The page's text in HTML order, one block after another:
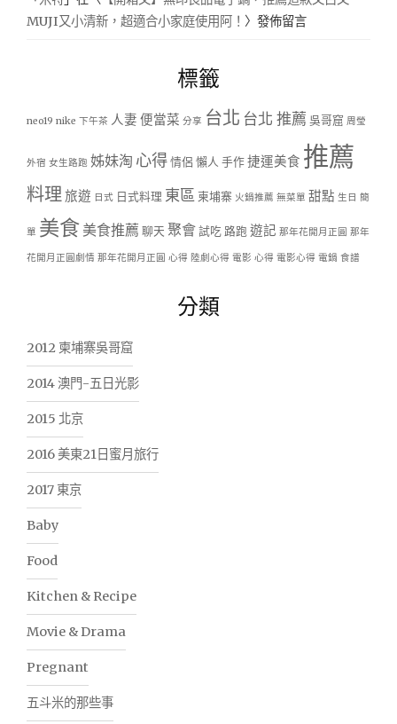
MUJI又小清新，超適合小家庭使用阿！ 〉發佈留言
標籤
neo19 nike 下午茶 人妻 便當菜 分享 台北 台北 推薦 吳哥窟 周瑩
外宿 女生路跑 姊妹淘 心得情侶 懶人 手作捷運美食 推薦
料理旅遊 日式 日式料理 東區 柬埔寨 火鍋推薦 無菜單 甜點 生日 簡
單 美食 美食推薦 聊天 聚會試吃 路跑遊記 那年花開月正圓 那年
花開月正圓劇情 那年花開月正圓 心得 陸劇心得 電影 心得 電影心得 電鍋 食譜
分類
2012 柬埔寨吳哥窟
2014 澳門-五日光影
2015 北京
2016 美東21日蜜月旅行
2017 東京
Baby
Food
Kitchen & Recipe
Movie & Drama
Pregnant
五斗米的那些事